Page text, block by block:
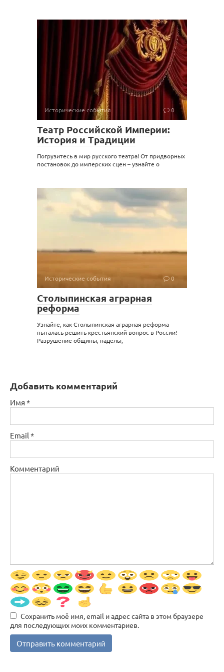
Исторические события 0
Театр Российской Империи:
История и Традиции
Погрузитесь в мир русского театра! От придворных
постановок до имперских сцен – узнайте о
Исторические события 0
Столыпинская аграрная
реформа
Узнайте, как Столыпинская аграрная реформа
пыталась решить крестьянский вопрос в России!
Разрушение общины, наделы,
Добавить комментарий
Имя *
Email *
Комментарий
Сохранить моё имя, email и адрес сайта в этом браузере
для последующих моих комментариев.